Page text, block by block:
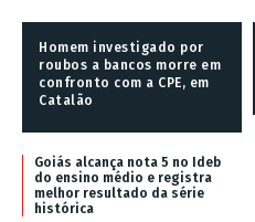
Homem investigado por
roubos a bancos morre em
confronto com a CPE, em
Catalão
Goiás alcança nota 5 no Ideb
do ensino médio e registra
melhor resultado da série
histórica